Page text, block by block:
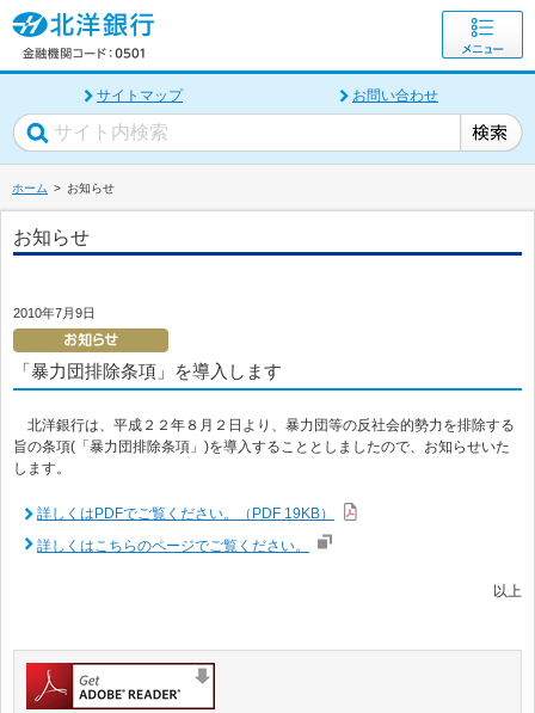
サイトマップ お問い合わせ
ホーム お知らせ
お知らせ
2010年7月9日
「暴力団排除条項」を導入します
北洋銀行は、平成２２年８月２日より、暴力団等の反社会的勢力を排除する
旨の条項(「暴力団排除条項」)を導入することとしましたので、お知らせいた
します。
詳しくはPDFでご覧ください。（PDF 19KB）
詳しくはこちらのページでご覧ください。
以上